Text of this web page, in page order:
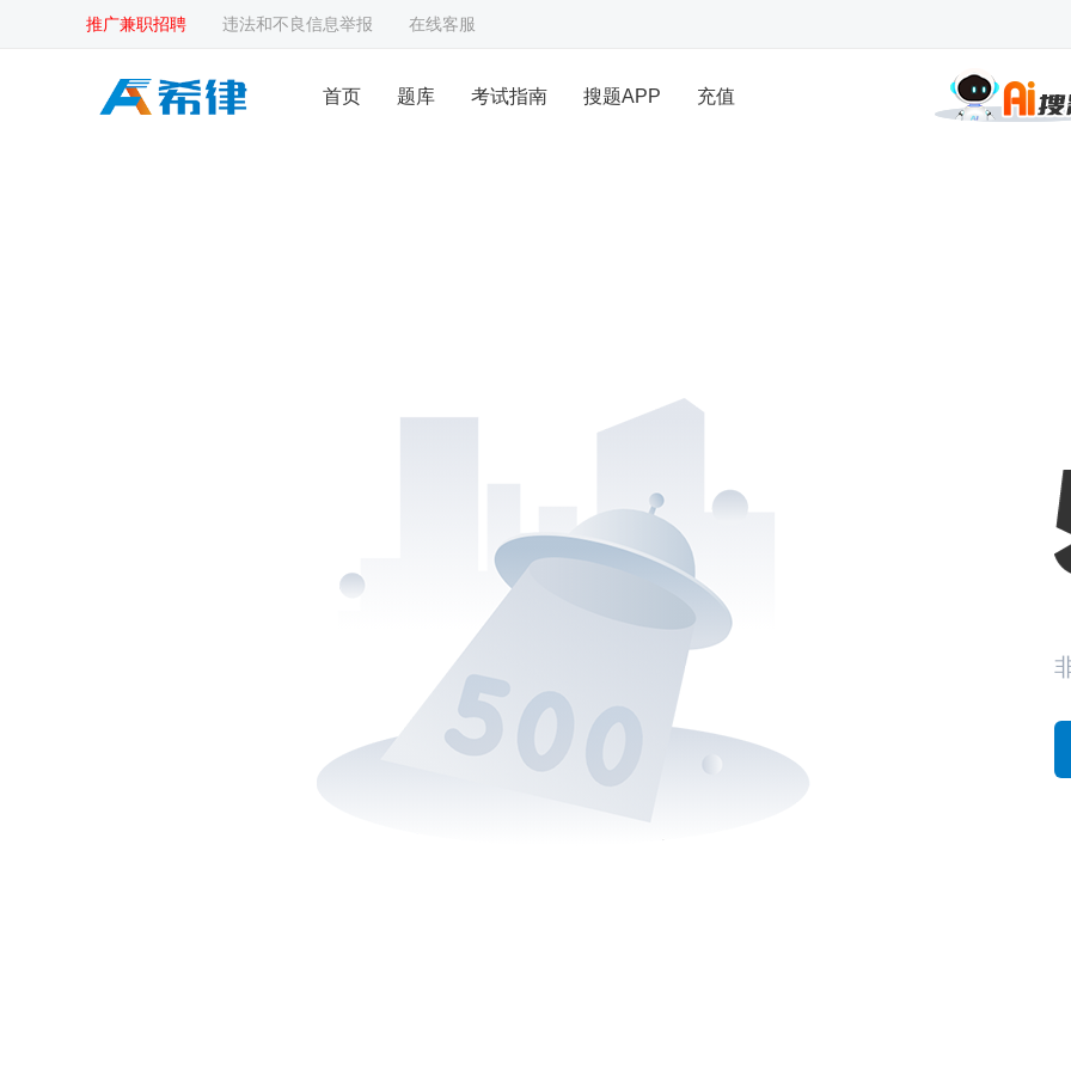
推广兼职招聘 违法和不良信息举报 在线客服
首页 题库 考试指南 搜题APP 充值